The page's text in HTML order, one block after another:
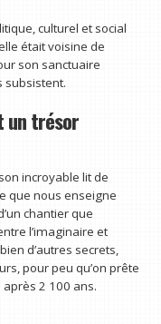
culturel et social
était voisine de
son sanctuaire
subsistent.
un trésor
incroyable lit de
que nous enseigne
chantier que
l’imaginaire et
d’autres secrets,
pour peu qu’on prête
2 100 ans.